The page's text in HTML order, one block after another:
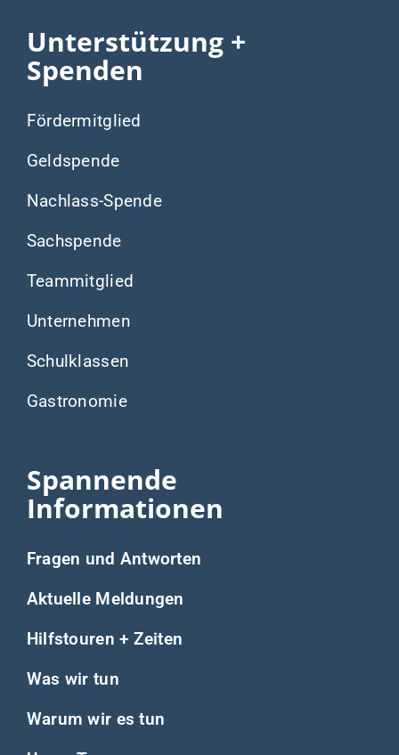
Unterstützung +
Spenden
Fördermitglied
Geldspende
Nachlass-Spende
Sachspende
Teammitglied
Unternehmen
Schulklassen
Gastronomie
Spannende
Informationen
Fragen und Antworten
Aktuelle Meldungen
Hilfstouren + Zeiten
Was wir tun
Warum wir es tun